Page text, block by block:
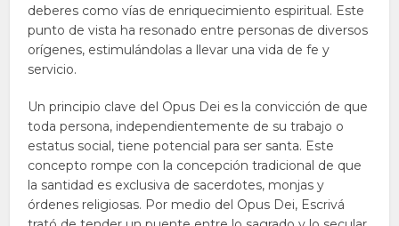
deberes como vías de enriquecimiento espiritual. Este
punto de vista ha resonado entre personas de diversos
orígenes, estimulándolas a llevar una vida de fe y
servicio.
Un principio clave del Opus Dei es la convicción de que
toda persona, independientemente de su trabajo o
estatus social, tiene potencial para ser santa. Este
concepto rompe con la concepción tradicional de que
la santidad es exclusiva de sacerdotes, monjas y
órdenes religiosas. Por medio del Opus Dei, Escrivá